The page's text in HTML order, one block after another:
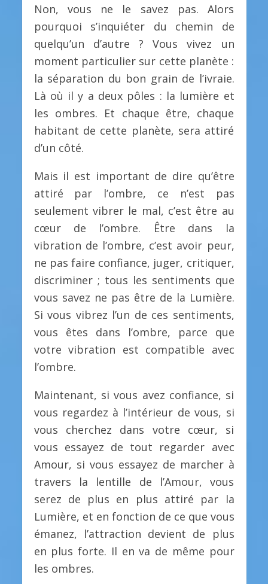
Non, vous ne le savez pas. Alors
pourquoi s’inquiéter du chemin de
quelqu’un d’autre ? Vous vivez un
moment particulier sur cette planète :
la séparation du bon grain de l’ivraie.
Là où il y a deux pôles : la lumière et
les ombres. Et chaque être, chaque
habitant de cette planète, sera attiré
d’un côté.
Mais il est important de dire qu’être
attiré par l’ombre, ce n’est pas
seulement vibrer le mal, c’est être au
cœur de l’ombre. Être dans la
vibration de l’ombre, c’est avoir peur,
ne pas faire confiance, juger, critiquer,
discriminer ; tous les sentiments que
vous savez ne pas être de la Lumière.
Si vous vibrez l’un de ces sentiments,
vous êtes dans l’ombre, parce que
votre vibration est compatible avec
l’ombre.
Maintenant, si vous avez confiance, si
vous regardez à l’intérieur de vous, si
vous cherchez dans votre cœur, si
vous essayez de tout regarder avec
Amour, si vous essayez de marcher à
travers la lentille de l’Amour, vous
serez de plus en plus attiré par la
Lumière, et en fonction de ce que vous
émanez, l’attraction devient de plus
en plus forte. Il en va de même pour
les ombres.